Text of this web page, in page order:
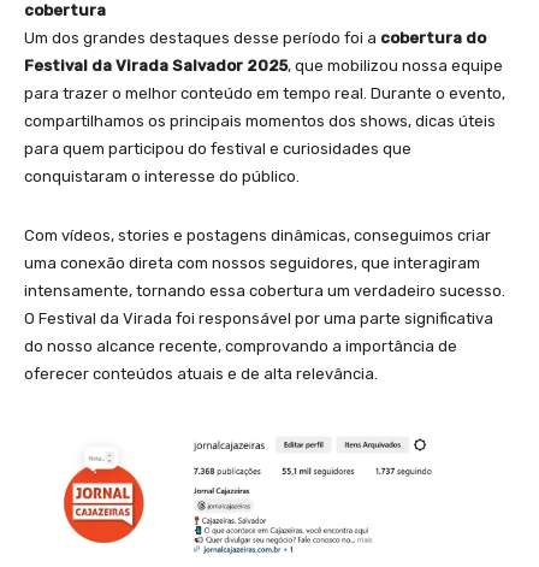
cobertura
Um dos grandes destaques desse período foi a cobertura do
Festival da Virada Salvador 2025, que mobilizou nossa equipe
para trazer o melhor conteúdo em tempo real. Durante o evento,
compartilhamos os principais momentos dos shows, dicas úteis
para quem participou do festival e curiosidades que
conquistaram o interesse do público.
Com vídeos, stories e postagens dinâmicas, conseguimos criar
uma conexão direta com nossos seguidores, que interagiram
intensamente, tornando essa cobertura um verdadeiro sucesso.
O Festival da Virada foi responsável por uma parte significativa
do nosso alcance recente, comprovando a importância de
oferecer conteúdos atuais e de alta relevância.